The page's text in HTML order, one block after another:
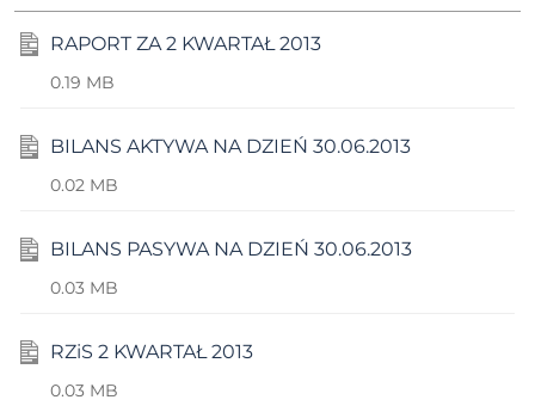
RAPORT ZA 2 KWARTAŁ 2013
0.19 MB
BILANS AKTYWA NA DZIEŃ 30.06.2013
0.02 MB
BILANS PASYWA NA DZIEŃ 30.06.2013
0.03 MB
RZiS 2 KWARTAŁ 2013
0.03 MB